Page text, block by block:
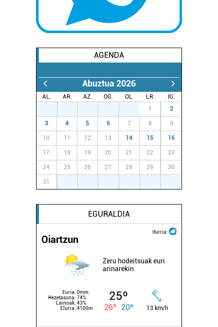
AGENDA
Abuztua 2026
AL. AR. AZ. OG. OL. LR.
IG.
1 2
3 4 5 6 7 8 9
10 11 12 13 14 15 16
17 18 19 20 21 22 23
24 25 26 27 28 29 30
31
EGURALDIA
Iturria:
Oiartzun
Zeru hodeitsuak euri
arinarekin
Euria: 0mm
Hezetasuna: 74%
Lainoak: 43%
Elurra: 4100m
25º
26º 20º 13 km/h